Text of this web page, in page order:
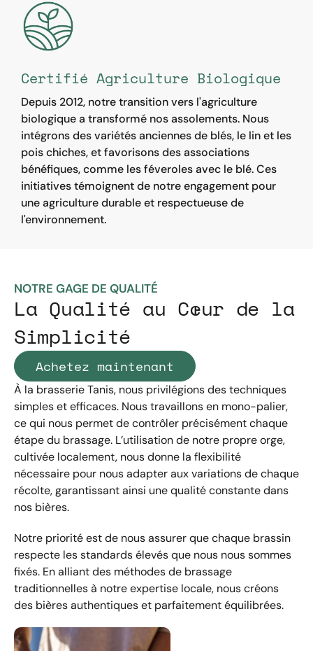
Certifié Agriculture Biologique
Depuis 2012, notre transition vers l'agriculture
biologique a transformé nos assolements. Nous
intégrons des variétés anciennes de blés, le lin et les
pois chiches, et favorisons des associations
bénéfiques, comme les féveroles avec le blé. Ces
initiatives témoignent de notre engagement pour
une agriculture durable et respectueuse de
l'environnement.
NOTRE GAGE DE QUALITÉ
La Qualité au Cœur de la
Simplicité
Achetez maintenant
À la brasserie Tanis, nous privilégions des techniques
simples et efficaces. Nous travaillons en mono-palier,
ce qui nous permet de contrôler précisément chaque
étape du brassage. L’utilisation de notre propre orge,
cultivée localement, nous donne la flexibilité
nécessaire pour nous adapter aux variations de chaque
récolte, garantissant ainsi une qualité constante dans
nos bières.
Notre priorité est de nous assurer que chaque brassin
respecte les standards élevés que nous nous sommes
fixés. En alliant des méthodes de brassage
traditionnelles à notre expertise locale, nous créons
des bières authentiques et parfaitement équilibrées.